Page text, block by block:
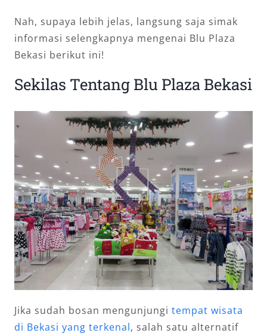
Nah, supaya lebih jelas, langsung saja simak
informasi selengkapnya mengenai Blu Plaza
Bekasi berikut ini!
Sekilas Tentang Blu Plaza Bekasi
Jika sudah bosan mengunjungi tempat wisata
di Bekasi yang terkenal, salah satu alternatif